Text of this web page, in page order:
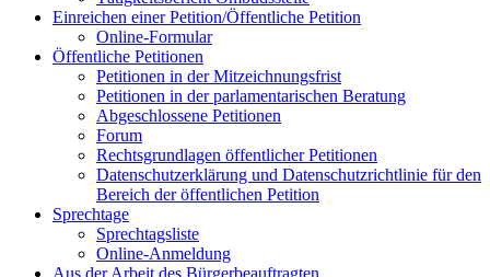
Einreichen einer Petition/Öffentliche Petition
Online-Formular
Öffentliche Petitionen
Petitionen in der Mitzeichnungsfrist
Petitionen in der parlamentarischen Beratung
Abgeschlossene Petitionen
Forum
Rechtsgrundlagen öffentlicher Petitionen
Datenschutzerklärung und Datenschutzrichtlinie für den
Bereich der öffentlichen Petition
Sprechtage
Sprechtagsliste
Online-Anmeldung
Aus der Arbeit des Bürgerbeauftragten